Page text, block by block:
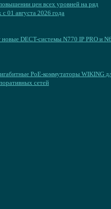
цен всех уровней на ряд
01 августа 2026 года
новые DECT-системы N770 IP PRO и
PoE-коммутаторы WIKING
сетей